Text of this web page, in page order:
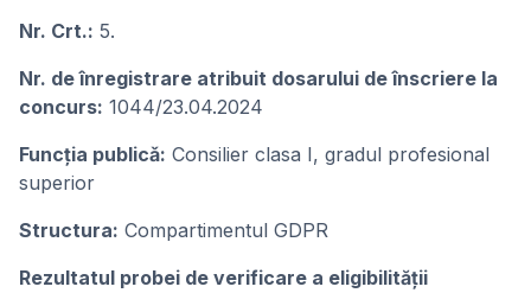
Nr. Crt.: 5.
Nr. de înregistrare atribuit dosarului de înscriere la
concurs: 1044/23.04.2024
Funcţia publicǎ: Consilier clasa I, gradul profesional
superior
Structura: Compartimentul GDPR
Rezultatul probei de verificare a eligibilității